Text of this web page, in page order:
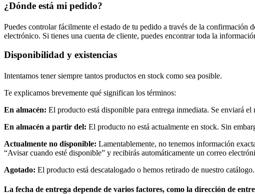
¿Dónde está mi pedido?
Puedes controlar fácilmente el estado de tu pedido a través de la
electrónico. Si tienes una cuenta de cliente, puedes encontrar toda la
Disponibilidad y existencias
Intentamos tener siempre tantos productos en stock como sea posible.
Te explicamos brevemente qué significan los términos:
En almacén: El producto está disponible para entrega inmediata. Se enviará
En almacén a partir del: El producto no está actualmente en stock. Sin
Actualmente no disponible: Lamentablemente, no tenemos información
“Avisar cuando esté disponible” y recibirás automáticamente un correo
Agotado: El producto está descatalogado o hemos retirado de nuestro catálogo.
La fecha de entrega depende de varios factores, como la dirección de